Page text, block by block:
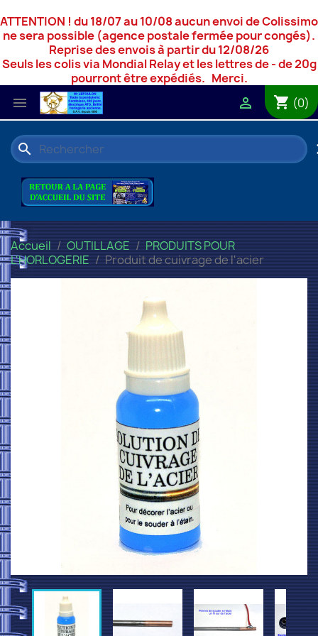
ATTENTION ! du 18/07 au 10/08 aucun envoi de Colissimo
ne sera possible (agence postale fermée pour congés).
Reprise des envois à partir du 12/08/26
Seuls les colis via Mondial Relay et les lettres de - de 20g
pourront être expédiés. Merci.
 shopping_cart (0)

search
Accueil OUTILLAGE
PRODUITS POUR
L'HORLOGERIE
Produit de cuivrage de l'acier